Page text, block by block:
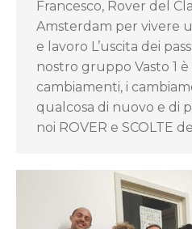
Francesco, Rover del
Amsterdam per vivere
e lavoro L’uscita dei
nostro gruppo Vasto 1
cambiamenti, i
qualcosa di nuovo e di
noi ROVER e SCOLTE